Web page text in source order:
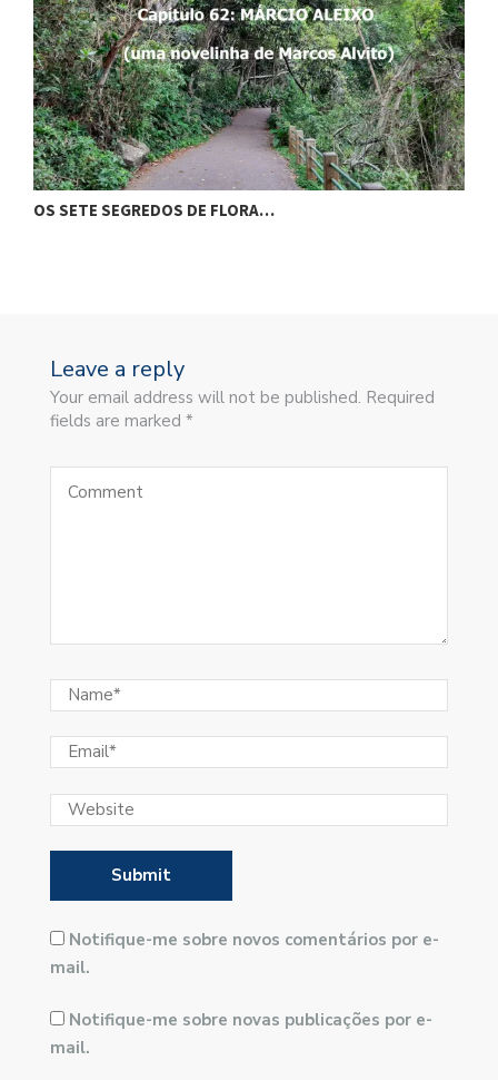
OS SETE SEGREDOS DE FLORA…
Leave a reply
Your email address will not be published. Required
fields are marked *
Notifique-me sobre novos comentários por e-
mail.
Notifique-me sobre novas publicações por e-
mail.